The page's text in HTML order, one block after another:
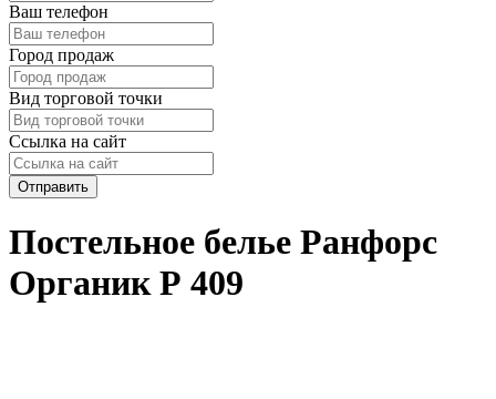
Ваш телефон
Город продаж
Вид торговой точки
Ссылка на сайт
Отправить
Постельное белье Ранфорс
Органик Р 409